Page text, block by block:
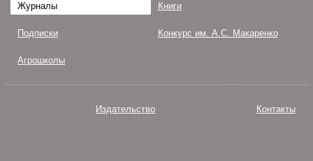
Журналы Книги
Подписки Конкурс им. А.С. Макаренко
Агрошколы
Издательство Контакты